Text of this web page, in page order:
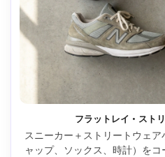
フラットレイ・スト
スニーカー＋ストリートウェ
ャップ、ソックス、時計）を